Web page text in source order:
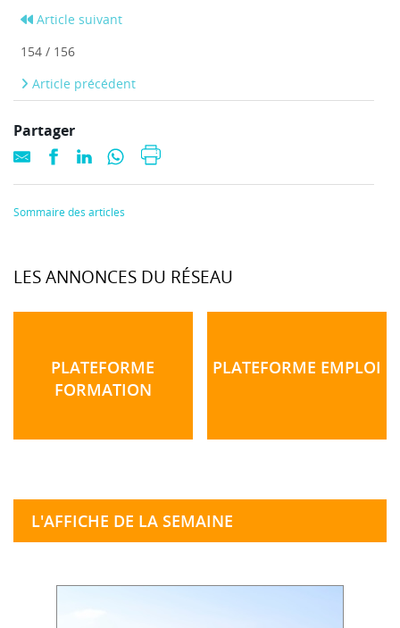
Article suivant
154 / 156
Article précédent
Partager
Sommaire des articles
LES ANNONCES DU RÉSEAU
PLATEFORME
FORMATION
PLATEFORME EMPLOI
L'AFFICHE DE LA SEMAINE